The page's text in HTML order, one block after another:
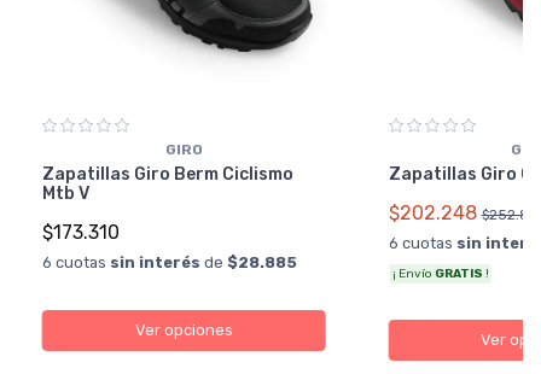
GIRO
Zapatillas Giro Berm Ciclismo
Mtb V
$173.310
6 cuotas sin interés de $28.885
Ver opciones
Zapatillas Giro
$202.248
6 cuotas sin
¡ Envío GRATIS !
Ver